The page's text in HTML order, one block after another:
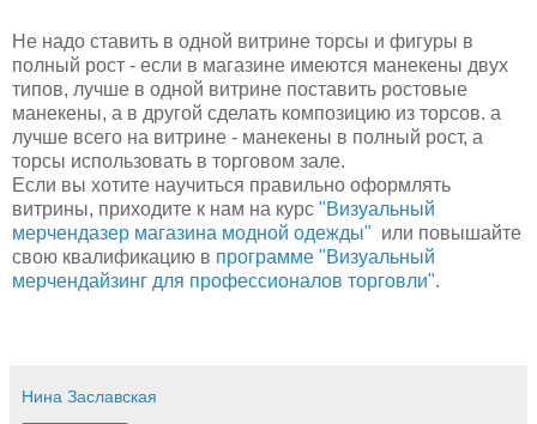
Не надо ставить в одной витрине торсы и фигуры в
полный рост - если в магазине имеются манекены двух
типов, лучше в одной витрине поставить ростовые
манекены, а в другой сделать композицию из торсов. а
лучше всего на витрине - манекены в полный рост, а
торсы использовать в торговом зале.
Если вы хотите научиться правильно оформлять
витрины, приходите к нам на курс "Визуальный
мерчендазер магазина модной одежды" или повышайте
свою квалификацию в программе "Визуальный
мерчендайзинг для профессионалов торговли".
Нина Заславская